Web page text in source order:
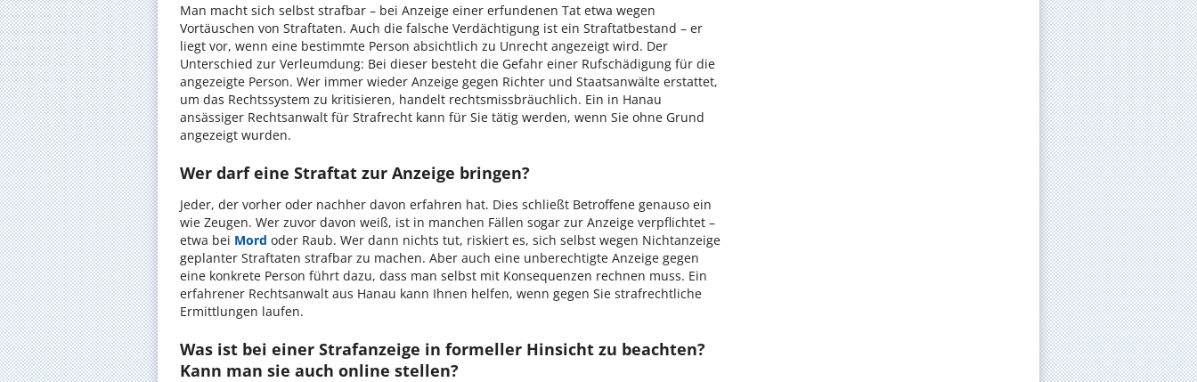
Man macht sich selbst strafbar – bei Anzeige einer erfundenen Tat etwa wegen
Vortäuschen von Straftaten. Auch die falsche Verdächtigung ist ein Straftatbestand – er
liegt vor, wenn eine bestimmte Person absichtlich zu Unrecht angezeigt wird. Der
Unterschied zur Verleumdung: Bei dieser besteht die Gefahr einer Rufschädigung für die
angezeigte Person. Wer immer wieder Anzeige gegen Richter und Staatsanwälte erstattet,
um das Rechtssystem zu kritisieren, handelt rechtsmissbräuchlich. Ein in Hanau
ansässiger Rechtsanwalt für Strafrecht kann für Sie tätig werden, wenn Sie ohne Grund
angezeigt wurden.
Wer darf eine Straftat zur Anzeige bringen?
Jeder, der vorher oder nachher davon erfahren hat. Dies schließt Betroffene genauso ein
wie Zeugen. Wer zuvor davon weiß, ist in manchen Fällen sogar zur Anzeige verpflichtet –
etwa bei Mord oder Raub. Wer dann nichts tut, riskiert es, sich selbst wegen Nichtanzeige
geplanter Straftaten strafbar zu machen. Aber auch eine unberechtigte Anzeige gegen
eine konkrete Person führt dazu, dass man selbst mit Konsequenzen rechnen muss. Ein
erfahrener Rechtsanwalt aus Hanau kann Ihnen helfen, wenn gegen Sie strafrechtliche
Ermittlungen laufen.
Was ist bei einer Strafanzeige in formeller Hinsicht zu beachten?
Kann man sie auch online stellen?